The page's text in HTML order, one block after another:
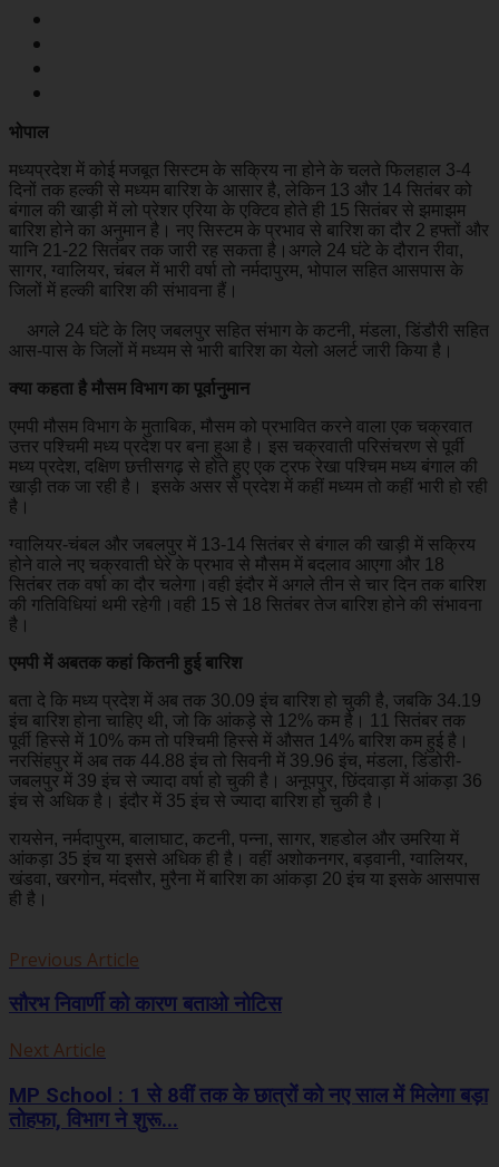
भोपाल
मध्यप्रदेश में कोई मजबूत सिस्टम के सक्रिय ना होने के चलते फिलहाल 3-4
दिनों तक हल्की से मध्यम बारिश के आसार है, लेकिन 13 और 14 सितंबर को
बंगाल की खाड़ी में लो प्रेशर एरिया के एक्टिव होते ही 15 सितंबर से झमाझम
बारिश होने का अनुमान है। नए सिस्टम के प्रभाव से बारिश का दौर 2 हफ्तों और
यानि 21-22 सितंबर तक जारी रह सकता है।अगले 24 घंटे के दौरान रीवा,
सागर, ग्वालियर, चंबल में भारी वर्षा तो नर्मदापुरम, भोपाल सहित आसपास के
जिलों में हल्की बार‍िश की संभावना हैं।
अगले 24 घंटे के लिए जबलपुर सहित संभाग के कटनी, मंडला, डिंडौरी सहित
आस-पास के जिलों में मध्यम से भारी बारिश का येलो अलर्ट जारी किया है।
क्या कहता है मौसम विभाग का पूर्वानुमान
एमपी मौसम विभाग के मुताबिक, मौसम को प्रभावित करने वाला एक चक्रवात
उत्तर पश्चिमी मध्य प्रदेश पर बना हुआ है। इस चक्रवाती परिसंचरण से पूर्वी
मध्य प्रदेश, दक्षिण छत्तीसगढ़ से होते हुए एक ट्रफ रेखा पश्चिम मध्य बंगाल की
खाड़ी तक जा रही है। इसके असर से प्रदेश में कहीं मध्यम तो कहीं भारी हो रही
है।
ग्वालियर-चंबल और जबलपुर में 13-14 सितंबर से बंगाल की खाड़ी में सक्रिय
होने वाले नए चक्रवाती घेरे के प्रभाव से मौसम में बदलाव आएगा और 18
सितंबर तक वर्षा का दौर चलेगा।वही इंदौर में अगले तीन से चार दिन तक बारिश
की गतिविधियां थमी रहेगी।वही 15 से 18 सितंबर तेज बा‍र‍िश होने की संभावना
है।
एमपी में अबतक कहां कितनी हुई बारिश
बता दे कि मध्य प्रदेश में अब तक 30.09 इंच बारिश हो चुकी है, जबकि 34.19
इंच बारिश होना चाहिए थी, जो कि आंकड़े से 12% कम है। 11 सितंबर तक
पूर्वी हिस्से में 10% कम तो पश्चिमी हिस्से में औसत 14% बारिश कम हुई है।
नरसिंहपुर में अब तक 44.88 इंच तो सिवनी में 39.96 इंच, मंडला, डिंडोरी-
जबलपुर में 39 इंच से ज्यादा वर्षा हो चुकी है। अनूपपुर, छिंदवाड़ा में आंकड़ा 36
इंच से अधिक है। इंदौर में 35 इंच से ज्यादा बार‍िश हो चुकी है।
रायसेन, नर्मदापुरम, बालाघाट, कटनी, पन्ना, सागर, शहडोल और उमरिया में
आंकड़ा 35 इंच या इससे अधिक ही है। वहीं अशोकनगर, बड़वानी, ग्वालियर,
खंडवा, खरगोन, मंदसौर, मुरैना में बारिश का आंकड़ा 20 इंच या इसके आसपास
ही है।
Previous Article
सौरभ निवार्णी को कारण बताओ नोटिस
Next Article
MP School : 1 से 8वीं तक के छात्रों को नए साल में मिलेगा बड़ा
तोहफा, विभाग ने शुरू...